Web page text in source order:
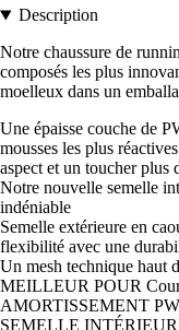
Description
Notre chaussure de
composés les plus
moelleux dans un
Une épaisse couche de
mousses les plus
aspect et un toucher plus
Notre nouvelle semelle
indéniable
Semelle extérieure en
flexibilité avec une
Un mesh technique haut
MEILLEUR POUR
AMORTISSEMENT
SEMELLE